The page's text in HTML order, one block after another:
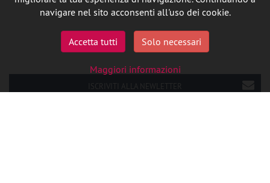
navigare nel sito acconsenti all'uso dei cookie.
Accetta tutti Solo necessari
Maggiori informazioni